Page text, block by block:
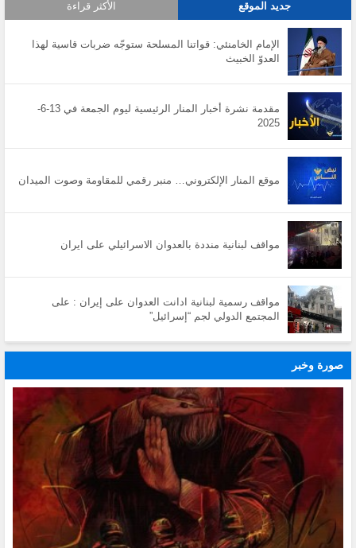
جديد الموقع الأكثر قراءة
الإمام الخامنئي: قواتنا المسلحة ستوجّه ضربات قاسية لهذا
العدوّ الخبيث
مقدمة نشرة أخبار المنار الرئيسية ليوم الجمعة في 13-6-
2025
موقع المنار الإلكتروني… منبر رقمي للمقاومة وصوت الميدان
مواقف لبنانية منددة بالعدوان الاسرائيلي على ايران
مواقف رسمية لبنانية ادانت العدوان على إيران : على
المجتمع الدولي لجم “إسرائيل”
صورة وخبر